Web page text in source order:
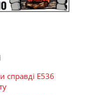
справді Е536